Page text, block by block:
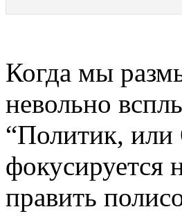
Когда мы
невольно
“Политик, или
фокусируется
править